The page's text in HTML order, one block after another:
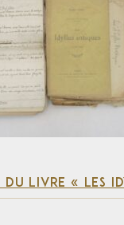
DU LIVRE « LES